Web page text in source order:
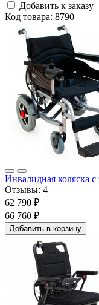
Добавить к заказу
Код товара: 8790
Инвалидная коляска
Отзывы: 4
62 790 ₽
66 760 ₽
Добавить в корзину